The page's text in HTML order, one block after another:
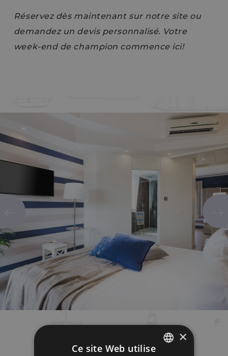
Réservez dès maintenant sur notre site ou
demandez un devis personnalisé. Votre
week-end de champion commence ici!
×
Ce site Web utilise